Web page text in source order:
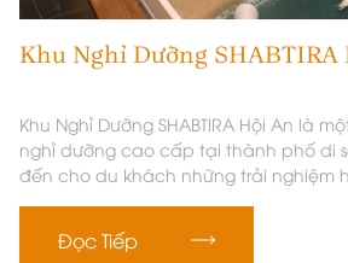
Khu Nghỉ Dưỡng SHABTIRA
Khu Nghỉ Dưỡng SHABTIRA Hội An là
nghỉ dưỡng cao cấp tại thành phố di
đến cho du khách những trải nghiệm
An, tạo nên một không gian nghỉ
Đọc Tiếp